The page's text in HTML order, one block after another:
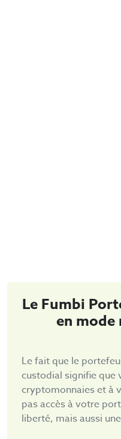
Le Fumbi
en
Le fait que le
custodial signifie que
cryptomonnaies et à
pas accès à votre
liberté, mais aussi